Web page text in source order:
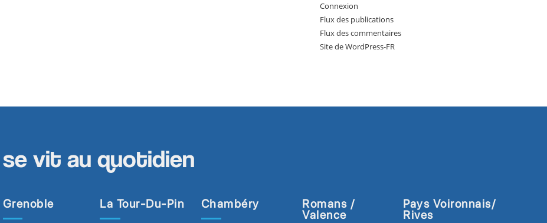
Connexion
Flux des publications
Flux des commentaires
Site de WordPress-FR
vit au quotidien
Grenoble La Tour-Du-Pin Chambéry Romans /
Valence
Pays Voironnais/
Rives